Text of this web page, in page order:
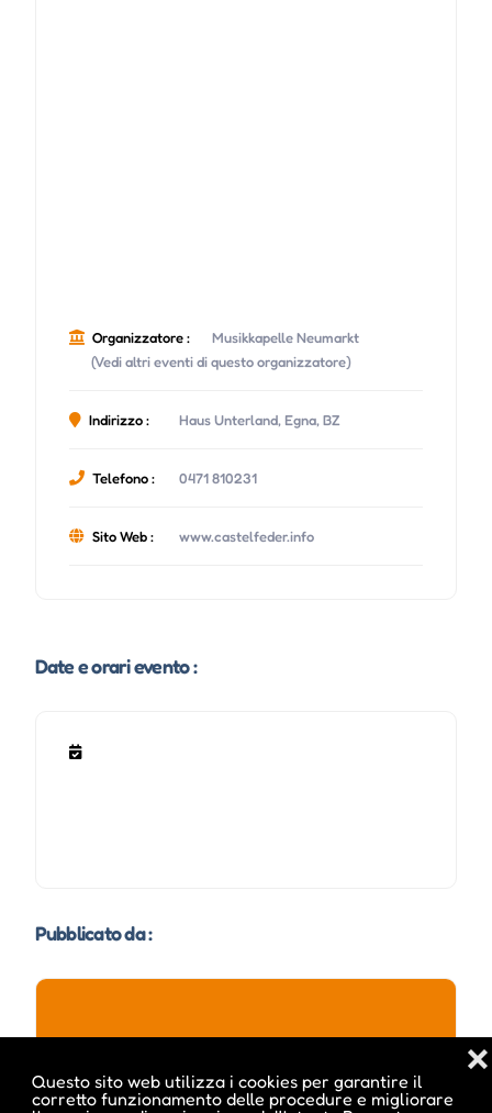
Questo sito web utilizza i cookies per garantire il
corretto funzionamento delle procedure e migliorare
❌
Organizzatore :
Musikkapelle Neumarkt
(Vedi altri eventi di questo organizzatore)
Indirizzo : Haus Unterland, Egna, BZ
Telefono : 0471 810231
Sito Web : www.castelfeder.info
Date e orari evento :
Pubblicato da :